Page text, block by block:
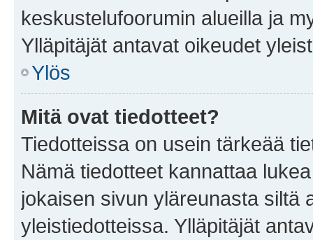
keskustelufoorumin alueilla ja
Ylläpitäjät antavat oikeudet
Ylös
Mitä ovat tiedotteet?
Tiedotteissa on usein tärkeää
Nämä tiedotteet kannattaa
jokaisen sivun yläreunasta siltä
yleistiedotteissa. Ylläpitäjät